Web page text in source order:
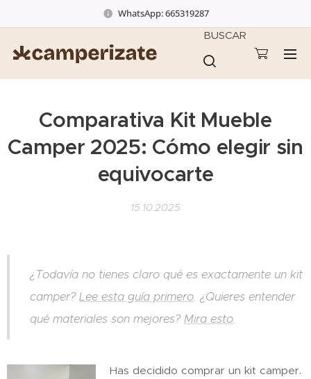
WhatsApp: 665319287
BUSCAR
Comparativa Kit Mueble
Camper 2025: Cómo elegir sin
equivocarte
15.10.2025
¿Todavía no tienes claro qué es exactamente un kit
camper? Lee esta guía primero. ¿Quieres entender
qué materiales son mejores? Mira esto.
Has decidido comprar un kit camper.